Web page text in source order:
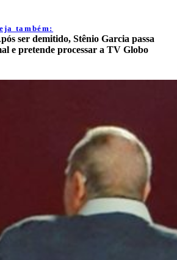
também:
ser demitido, Stênio Garcia passa
e pretende processar a TV Globo